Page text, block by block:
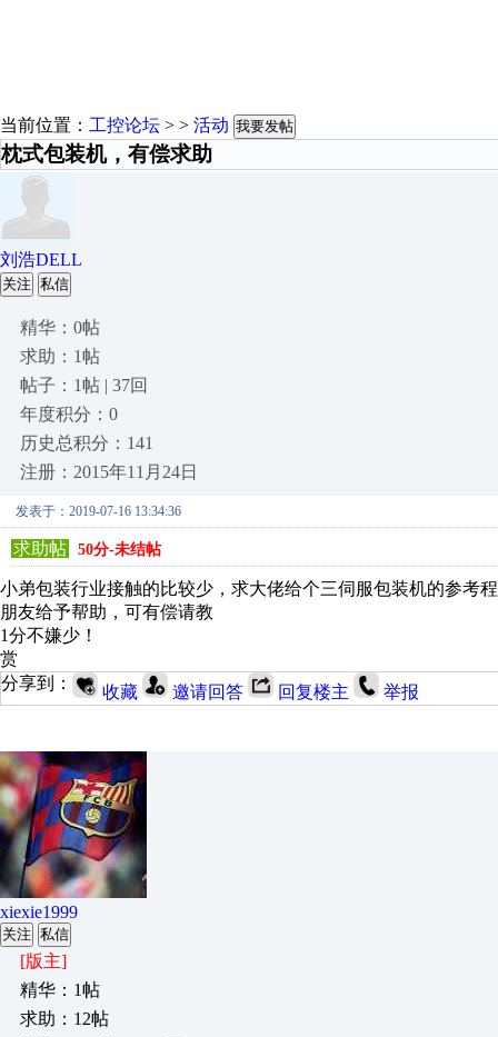
当前位置： 工控论坛 > > 活动 我要发帖
枕式包装机，有偿求助
刘浩DELL
关注 私信
精华：0帖
求助：1帖
帖子：1帖 | 37回
年度积分：0
历史总积分：141
注册：2015年11月24日
发表于：2019-07-16 13:34:36
求助帖 50分-未结帖
小弟包装行业接触的比较少，求大佬给个三伺服包装机的参考
朋友给予帮助，可有偿请教
1分不嫌少！
赏
分享到：
收藏 邀请回答 回复楼主 举报
xiexie1999
关注 私信
[版主]
精华：1帖
求助：12帖